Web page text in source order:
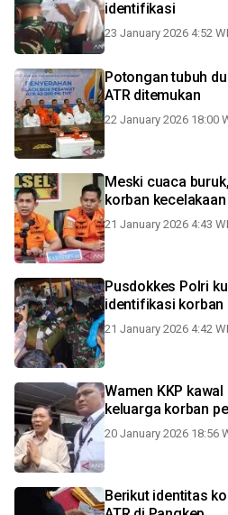
identifikasi
23 January 2026 4:52
Potongan tubuh
ATR ditemukan
22 January 2026 18:00
Meski cuaca
korban
21 January 2026 4:43
Pusdokkes Polri
identifikasi korban
21 January 2026 4:42
Wamen KKP
keluarga korban
20 January 2026 18:56
Berikut identitas